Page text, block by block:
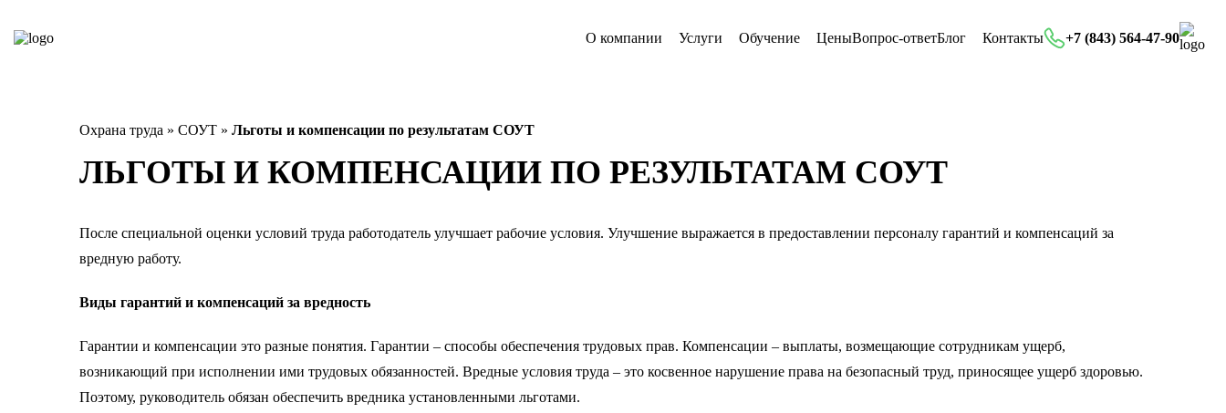
О компании Услуги Обучение ЦеныВопрос-ответБлог Контакты +7 (843) 564-47-90
Охрана труда » СОУТ » Льготы и компенсации по результатам СОУТ
ЛЬГОТЫ И КОМПЕНСАЦИИ ПО РЕЗУЛЬТАТАМ СОУТ
После специальной оценки условий труда работодатель улучшает рабочие условия. Улучшение выражается в предоставлении персоналу гарантий и компенсаций за
вредную работу.
Виды гарантий и компенсаций за вредность
Гарантии и компенсации это разные понятия. Гарантии – способы обеспечения трудовых прав. Компенсации – выплаты, возмещающие сотрудникам ущерб,
возникающий при исполнении ими трудовых обязанностей. Вредные условия труда – это косвенное нарушение права на безопасный труд, приносящее ущерб здоровью.
Поэтому, руководитель обязан обеспечить вредника установленными льготами.